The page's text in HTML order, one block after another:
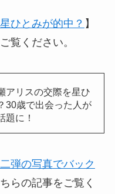
ひとみが的中？ 】
覧ください。
アリスの交際を星ひ
30歳で出会った人が
題に！
弾の写真でバック
らの記事をご覧く